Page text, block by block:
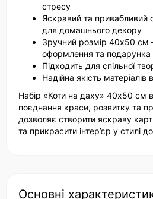
стресу
Яскравий та привабливий
для домашнього декору
Зручний розмір 40х50 см
оформлення та подарунка
Підходить для спільної
Надійна якість матеріалів
Набір «Коти на даху» 40х50 см
поєднання краси, розвитку та
дозволяє створити яскраву
та прикрасити інтер’єр у стилі
Основні